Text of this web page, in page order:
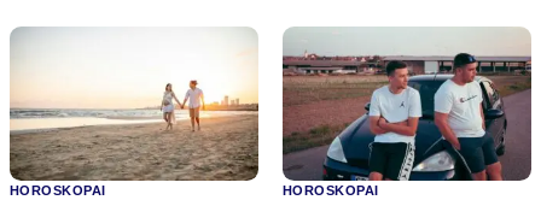
HOROSKOPAI HOROSKOPAI